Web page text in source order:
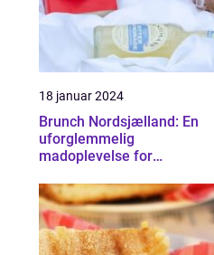
18 januar 2024
Brunch Nordsjælland: En
uforglemmelig
madoplevelse for
backpackere